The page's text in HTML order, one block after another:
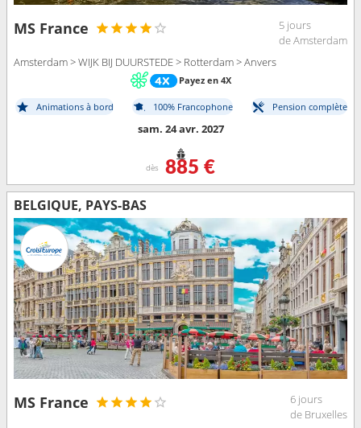
MS France
5 jours
de Amsterdam
Amsterdam > WIJK BIJ DUURSTEDE > Rotterdam > Anvers
Payez en 4X
Animations à bord 100% Francophone Pension complète
sam. 24 avr. 2027
dès 885 €
BELGIQUE, PAYS-BAS
MS France
6 jours
de Bruxelles